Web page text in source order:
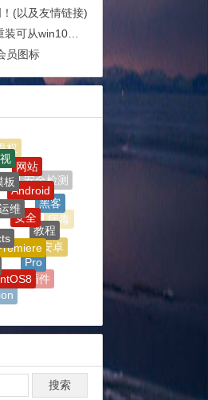
(以及友情链接)
升级到win11
员图标
病毒
psd
ps
优化
维
安全
教程
安卓
jsp
JetBrains
Pro
AE插件
插件